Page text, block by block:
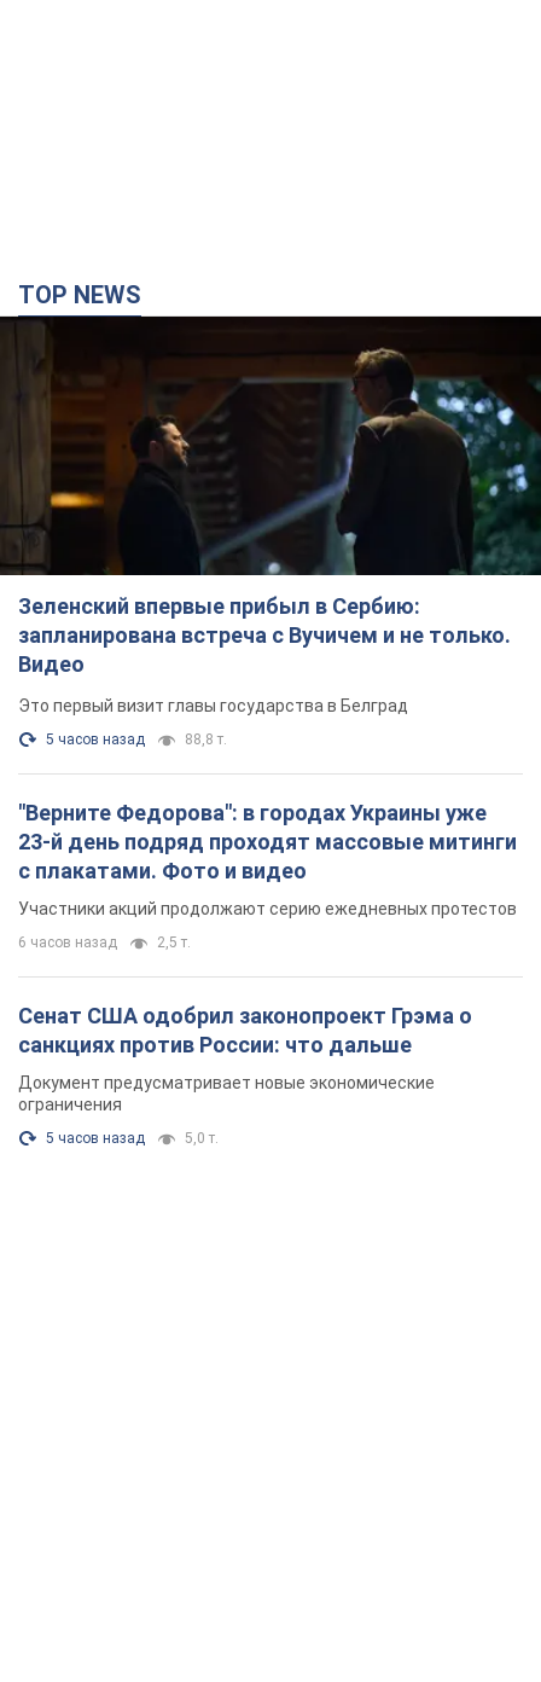
TOP NEWS
Зеленский впервые прибыл в Сербию:
запланирована встреча с Вучичем и не только.
Видео
Это первый визит главы государства в Белград
5 часов назад 88,8 т.
"Верните Федорова": в городах Украины уже
23-й день подряд проходят массовые митинги
с плакатами. Фото и видео
Участники акций продолжают серию ежедневных протестов
6 часов назад 2,5 т.
Сенат США одобрил законопроект Грэма о
санкциях против России: что дальше
Документ предусматривает новые экономические
ограничения
5 часов назад 5,0 т.